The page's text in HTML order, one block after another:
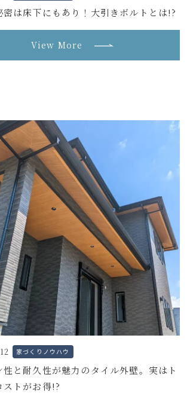
密は床下にもあり！大引きボルトとは!?
View More
家づくりノウハウ
性と耐久性が魅力のタイル外壁。実はト
ストがお得!?